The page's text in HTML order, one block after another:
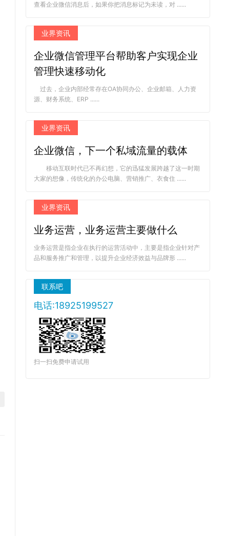
查看企业微信消息后，如果你把消息标记为未读，对 ......
业界资讯
企业微信管理平台帮助客户实现企业
管理快速移动化
过去，企业内部经常存在OA协同办公、企业邮箱、人力资
源、财务系统、ERP ......
业界资讯
企业微信，下一个私域流量的载体
移动互联时代已不再幻想，它的迅猛发展跨越了这一时期
大家的想像，传统化的办公电脑、营销推广、衣食住 ......
业界资讯
业务运营，业务运营主要做什么
业务运营是指企业在执行的运营活动中，主要是指企业针对产
品和服务推广和管理，以提升企业经济效益与品牌形 ......
联系吧
电话:18925199527
扫一扫免费申请试用